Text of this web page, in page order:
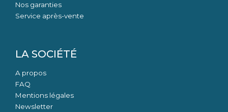
Nos garanties
Service après-vente
LA SOCIÉTÉ
A propos
FAQ
Mentions légales
Newsletter